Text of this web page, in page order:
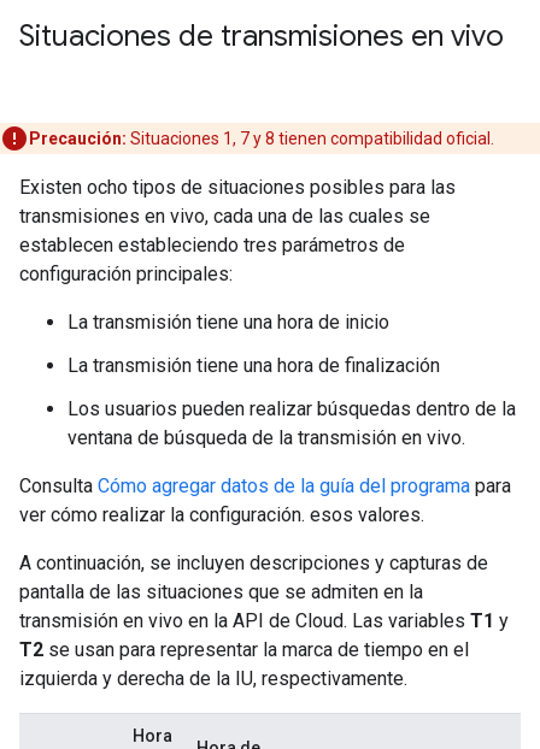
Situaciones de transmisiones en vivo
Precaución: Situaciones 1, 7 y 8 tienen compatibilidad oficial.
Existen ocho tipos de situaciones posibles para las
transmisiones en vivo, cada una de las cuales se
establecen estableciendo tres parámetros de
configuración principales:
La transmisión tiene una hora de inicio
La transmisión tiene una hora de finalización
Los usuarios pueden realizar búsquedas dentro de la
ventana de búsqueda de la transmisión en vivo.
Consulta Cómo agregar datos de la guía del programa para
ver cómo realizar la configuración. esos valores.
A continuación, se incluyen descripciones y capturas de
pantalla de las situaciones que se admiten en la
transmisión en vivo en la API de Cloud. Las variables T1 y
T2 se usan para representar la marca de tiempo en el
izquierda y derecha de la IU, respectivamente.
Hora